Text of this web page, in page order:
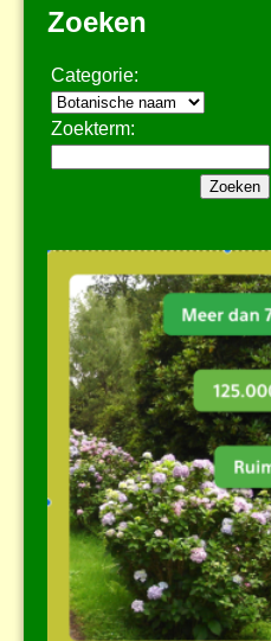
Zoeken
Categorie:
Zoekterm: